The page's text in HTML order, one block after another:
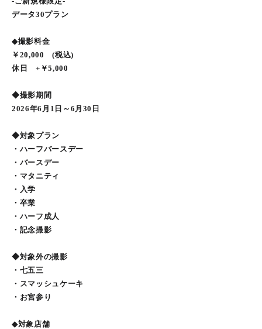
データ30プラン
◆撮影料金
￥20,000 (税込)
休日 +￥5,000
◆撮影期間
2026年6月1日～6月30日
◆対象プラン
・ハーフバースデー
・バースデー
・マタニティ
・入学
・卒業
・ハーフ成人
・記念撮影
◆対象外の撮影
・七五三
・スマッシュケーキ
・お宮参り
◆対象店舗